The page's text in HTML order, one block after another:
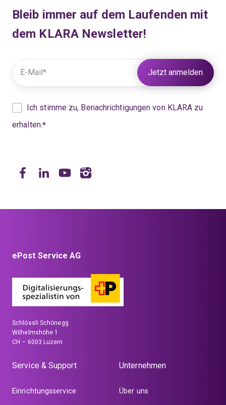
Bleib immer auf dem Laufenden mit
dem KLARA Newsletter!
Ich stimme zu, Benachrichtigungen von KLARA zu
erhalten.*
ePost Service AG
Schlössli Schönegg
Wilhelmshöhe 1
CH – 6003 Luzern
Service & Support
Einrichtungsservice
Unternehmen
Über uns